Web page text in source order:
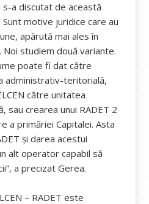
a discutat de această
Sunt motive juridice care au
apărută mai ales în
studiem două variante.
poate fi dat către
administrativ-teritorială,
către unitatea
sau crearea unui RADET 2
a primăriei Capitalei. Asta
şi darea acestui
alt operator capabil să
a precizat Gerea.
– RADET este